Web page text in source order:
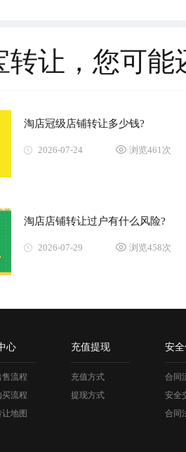
转让，您可能
淘店冠级店铺转让多少钱?
2026-07-24 浏览461次
淘店店铺转让过户有什么风险?
2026-07-29 浏览458次
心
售流程
买流程
让地图
充值提现
充值方式
提现方式
安
合同
安全
合同